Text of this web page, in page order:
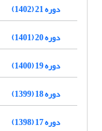
دوره 21 (1402)
دوره 20 (1401)
دوره 19 (1400)
دوره 18 (1399)
دوره 17 (1398)